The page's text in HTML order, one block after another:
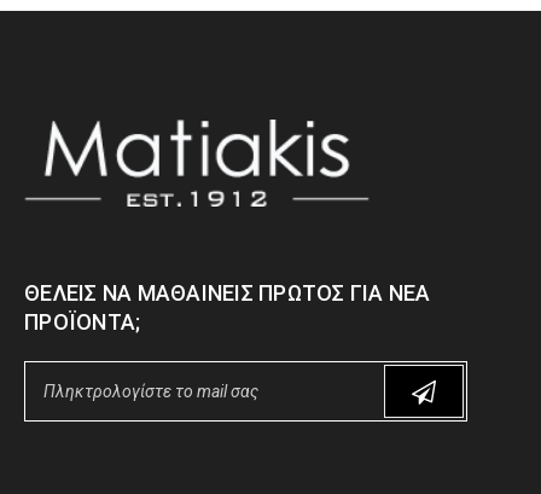
ΘΈΛΕΙΣ ΝΑ ΜΑΘΑΊΝΕΙΣ ΠΡΏΤΟΣ ΓΙΑ ΝΈΑ
ΠΡΟΪΌΝΤΑ;